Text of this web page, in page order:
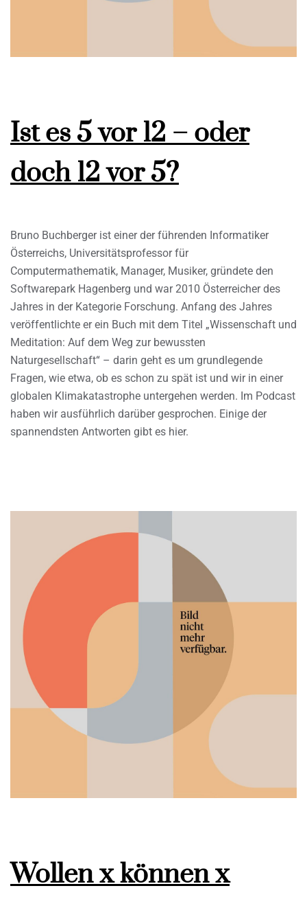
Ist es 5 vor 12 – oder
doch 12 vor 5?
Bruno Buchberger ist einer der führenden Informatiker
Österreichs, Universitätsprofessor für
Computermathematik, Manager, Musiker, gründete den
Softwarepark Hagenberg und war 2010 Österreicher des
Jahres in der Kategorie Forschung. Anfang des Jahres
veröffentlichte er ein Buch mit dem Titel „Wissenschaft und
Meditation: Auf dem Weg zur bewussten
Naturgesellschaft“ – darin geht es um grundlegende
Fragen, wie etwa, ob es schon zu spät ist und wir in einer
globalen Klimakatastrophe untergehen werden. Im Podcast
haben wir ausführlich darüber gesprochen. Einige der
spannendsten Antworten gibt es hier.
Wollen x können x